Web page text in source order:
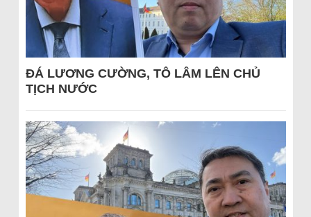
ĐÁ LƯƠNG CƯỜNG, TÔ LÂM LÊN CHỦ
TỊCH NƯỚC